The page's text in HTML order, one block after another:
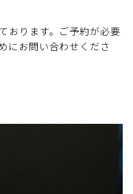
おります。ご予約が必要
にお問い合わせくださ